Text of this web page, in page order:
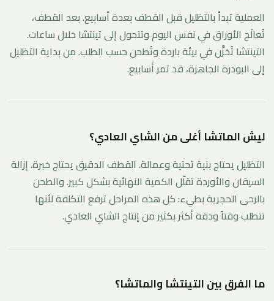
العملية تبدأ بالتظليل قبل القطف بعدة أسابيع. بعد القطف،
تُعالَج الأوراق في نفس اليوم وتتحول إلى تينتشا خلال ساعات.
التينتشا تُخزَّن في بيئة باردة وتُطحن حسب الطلب. من بداية التظليل
إلى البودرة الجاهزة، قد تمر أسابيع.
ليش الماتشا أغلى من الشاي العادي؟
التظليل يحتاج بنية تحتية وعمالة. القطف الدقيق يحتاج خبرة. إزالة
السيقان والأوردة تقلّل الكمية النهائية بشكل كبير. والطحن
بالرحى الحجرية بطيء: كل هذه المراحل ترفع التكلفة لأنها
تتطلب وقتاً ودقة أكثر بكثير من إنتاج الشاي العادي.
ما الفرق بين التينتشا والماتشا؟